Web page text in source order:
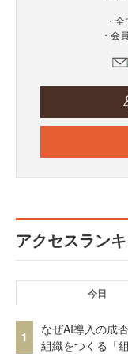
・
・会
アクセスラン
今日
1
なぜAI導入の成
組織をつくる「